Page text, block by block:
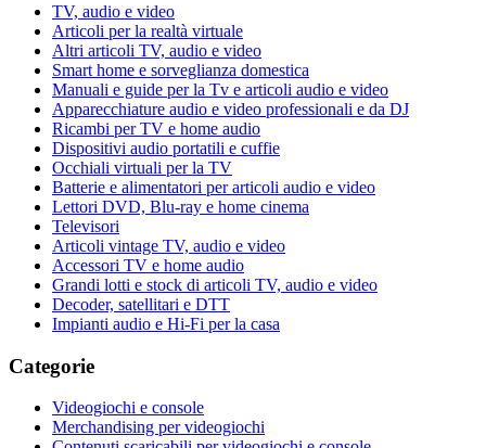
TV, audio e video
Articoli per la realtà virtuale
Altri articoli TV, audio e video
Smart home e sorveglianza domestica
Manuali e guide per la Tv e articoli audio e video
Apparecchiature audio e video professionali e da DJ
Ricambi per TV e home audio
Dispositivi audio portatili e cuffie
Occhiali virtuali per la TV
Batterie e alimentatori per articoli audio e video
Lettori DVD, Blu-ray e home cinema
Televisori
Articoli vintage TV, audio e video
Accessori TV e home audio
Grandi lotti e stock di articoli TV, audio e video
Decoder, satellitari e DTT
Impianti audio e Hi-Fi per la casa
Categorie
Videogiochi e console
Merchandising per videogiochi